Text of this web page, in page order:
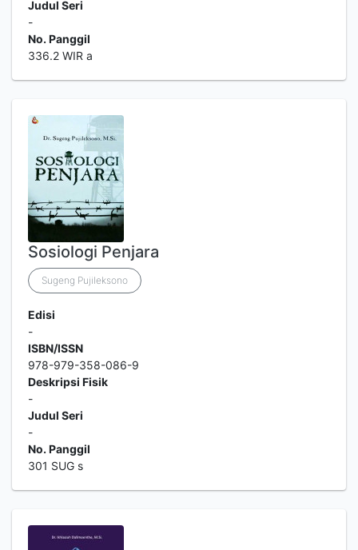
Judul Seri
-
No. Panggil
336.2 WIR a
Sosiologi Penjara
Sugeng Pujileksono
Edisi
-
ISBN/ISSN
978-979-358-086-9
Deskripsi Fisik
-
Judul Seri
-
No. Panggil
301 SUG s